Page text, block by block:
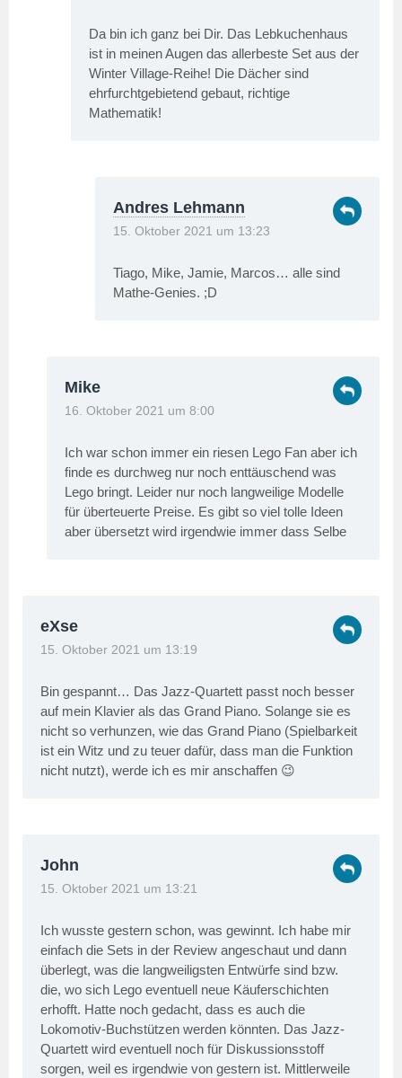
Da bin ich ganz bei Dir. Das Lebkuchenhaus
ist in meinen Augen das allerbeste Set aus der
Winter Village-Reihe! Die Dächer sind
ehrfurchtgebietend gebaut, richtige
Mathematik!
Andres Lehmann
15. Oktober 2021 um 13:23
Tiago, Mike, Jamie, Marcos… alle sind
Mathe-Genies. ;D
Mike
16. Oktober 2021 um 8:00
Ich war schon immer ein riesen Lego Fan aber ich
finde es durchweg nur noch enttäuschend was
Lego bringt. Leider nur noch langweilige Modelle
für überteuerte Preise. Es gibt so viel tolle Ideen
aber übersetzt wird irgendwie immer dass Selbe
eXse
15. Oktober 2021 um 13:19
Bin gespannt… Das Jazz-Quartett passt noch besser
auf mein Klavier als das Grand Piano. Solange sie es
nicht so verhunzen, wie das Grand Piano (Spielbarkeit
ist ein Witz und zu teuer dafür, dass man die Funktion
nicht nutzt), werde ich es mir anschaffen 😉
John
15. Oktober 2021 um 13:21
Ich wusste gestern schon, was gewinnt. Ich habe mir
einfach die Sets in der Review angeschaut und dann
überlegt, was die langweiligsten Entwürfe sind bzw.
die, wo sich Lego eventuell neue Käuferschichten
erhofft. Hatte noch gedacht, dass es auch die
Lokomotiv-Buchstützen werden könnten. Das Jazz-
Quartett wird eventuell noch für Diskussionsstoff
sorgen, weil es irgendwie von gestern ist. Mittlerweile